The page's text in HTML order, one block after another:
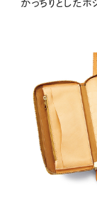
かっちりとしたポ